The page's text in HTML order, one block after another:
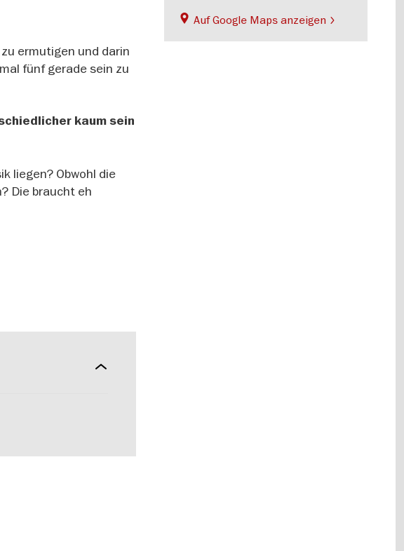
Auf Google Maps anzeigen
ermutigen und darin
fünf gerade sein zu
kaum sein
liegen? Obwohl die
Die braucht eh